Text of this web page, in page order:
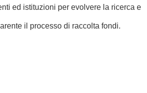
ed istituzioni per evolvere la ricerca e
il processo di raccolta fondi.